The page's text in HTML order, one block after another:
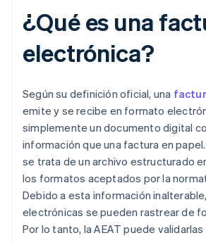
¿Qué es una
electrónica?
Según su definición oficial, una
emite y se recibe en formato
simplemente un documento digital
información que una factura en
se trata de un archivo estructurado
los formatos aceptados por la
Debido a esta información
electrónicas se pueden rastrear de
Por lo tanto, la AEAT puede